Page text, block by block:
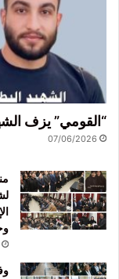
“القومي” يزف
07/06/2026